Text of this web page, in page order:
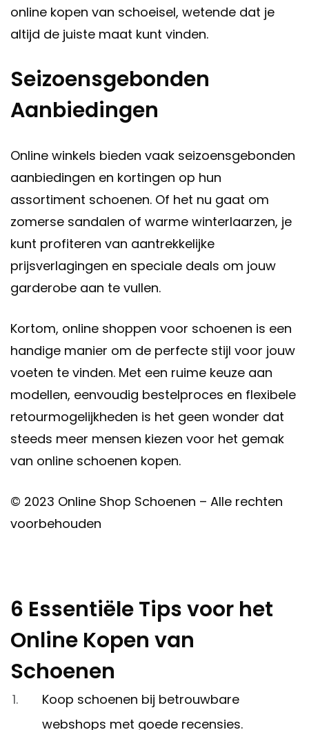
online kopen van schoeisel, wetende dat je
altijd de juiste maat kunt vinden.
Seizoensgebonden
Aanbiedingen
Online winkels bieden vaak seizoensgebonden
aanbiedingen en kortingen op hun
assortiment schoenen. Of het nu gaat om
zomerse sandalen of warme winterlaarzen, je
kunt profiteren van aantrekkelijke
prijsverlagingen en speciale deals om jouw
garderobe aan te vullen.
Kortom, online shoppen voor schoenen is een
handige manier om de perfecte stijl voor jouw
voeten te vinden. Met een ruime keuze aan
modellen, eenvoudig bestelproces en flexibele
retourmogelijkheden is het geen wonder dat
steeds meer mensen kiezen voor het gemak
van online schoenen kopen.
© 2023 Online Shop Schoenen – Alle rechten
voorbehouden
6 Essentiële Tips voor het
Online Kopen van
Schoenen
Koop schoenen bij betrouwbare
webshops met goede recensies.